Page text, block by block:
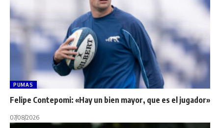
PUMAS
Felipe Contepomi: «Hay un bien mayor, que es el jugador»
07/08/2026